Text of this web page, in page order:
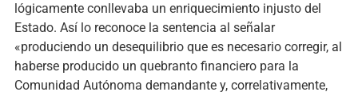
lógicamente conllevaba un enriquecimiento injusto del
Estado. Así lo reconoce la sentencia al señalar
«produciendo un desequilibrio que es necesario corregir, al
haberse producido un quebranto financiero para la
Comunidad Autónoma demandante y, correlativamente,